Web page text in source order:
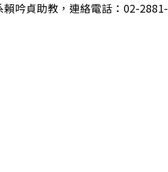
吟貞助教，連絡電話：02-2881-